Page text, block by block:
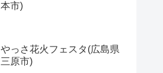
本市)
やっさ花火フェスタ(広島県
三原市)